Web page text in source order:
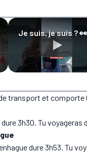
Je suis, je suis ? 👀
transport et comporte
3h30. Tu voyageras
dure 3h53. Tu